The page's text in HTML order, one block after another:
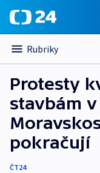
Rubriky
Protesty
stavbám v
pokračují
ČT24